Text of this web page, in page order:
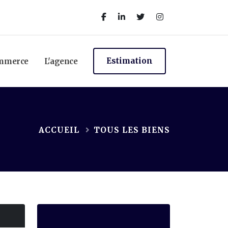
L'agence Estimation
ACCUEIL TOUS LES BIENS